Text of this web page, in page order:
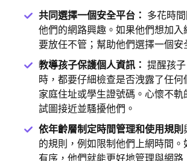
共同選擇一個安全平台： 多花時
他們的網路興趣。如果他們想加
要放任不管；幫助他們選擇一個安
教導孩子保護個人資訊： 提醒孩
時，都要仔細檢查是否洩露了任
家庭住址或學生證號碼。心懷不
試圖接近並騷擾他們。
依年齡層制定時間管理和使用規則
的規則，例如限制他們上網時間